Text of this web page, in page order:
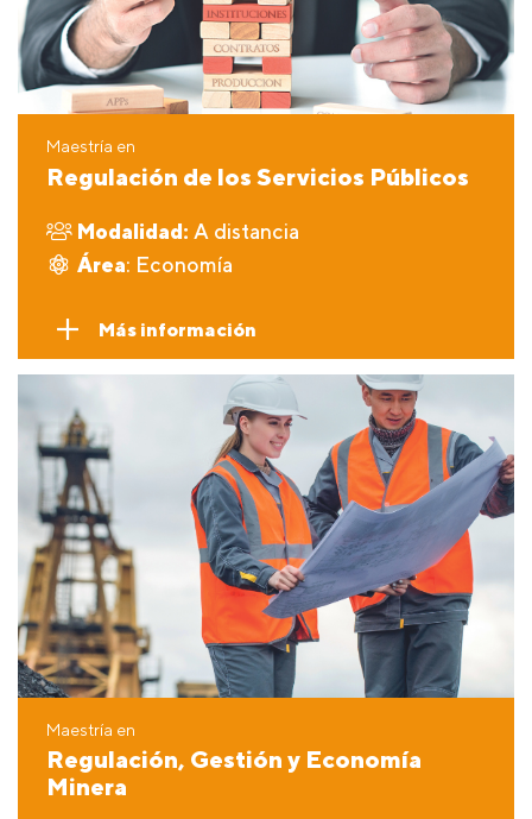
Maestría en
Regulación de los Servicios Públicos
Modalidad: A distancia
Área: Economía
Más información
Maestría en
Regulación, Gestión y Economía
Minera